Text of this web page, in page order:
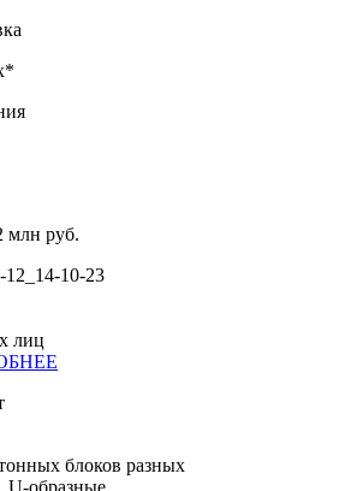
млн руб.
лиц
блоков разных
U-образные